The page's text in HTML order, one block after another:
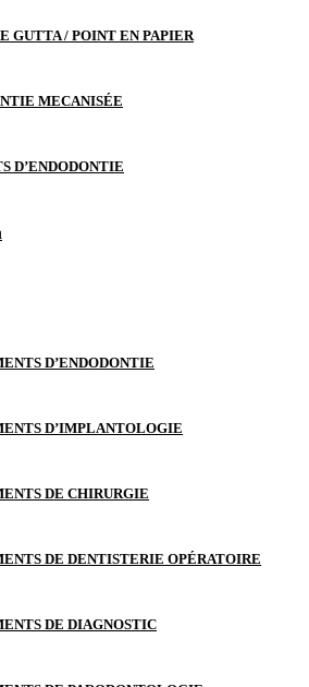
GUTTA / POINT EN PAPIER
MECANISÉE
D’ENDODONTIE
D’ENDODONTIE
D’IMPLANTOLOGIE
DE CHIRURGIE
DE DENTISTERIE OPÉRATOIRE
DE DIAGNOSTIC